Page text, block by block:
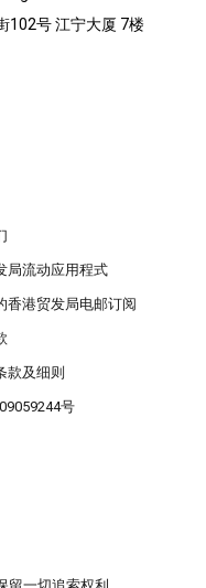
102号 江宁大厦 7楼
局流动应用程式
香港贸发局电邮订阅
款及细则
号